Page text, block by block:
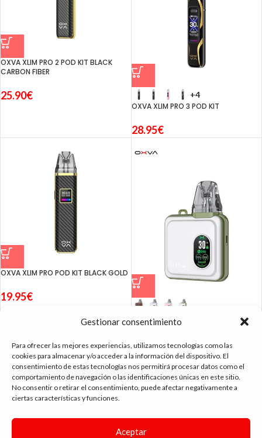
Gestionar consentimiento
Para ofrecer las mejores experiencias, utilizamos tecnologías como las
cookies para almacenar y/o acceder a la información del dispositivo. El
consentimiento de estas tecnologías nos permitirá procesar datos como el
comportamiento de navegación o las identificaciones únicas en este sitio.
No consentir o retirar el consentimiento, puede afectar negativamente a
ciertas características y funciones.
Aceptar
OXVA XLIM PRO 2 POD KIT BLACK
CARBON FIBER
25.90€
+4
OXVA XLIM PRO 3 POD KIT
28.95€
OXVA XLIM PRO POD KIT BLACK GOLD
19.95€
OXVA XLIM SQ PRO POD KIT
27.95
tienda vapeo málaga